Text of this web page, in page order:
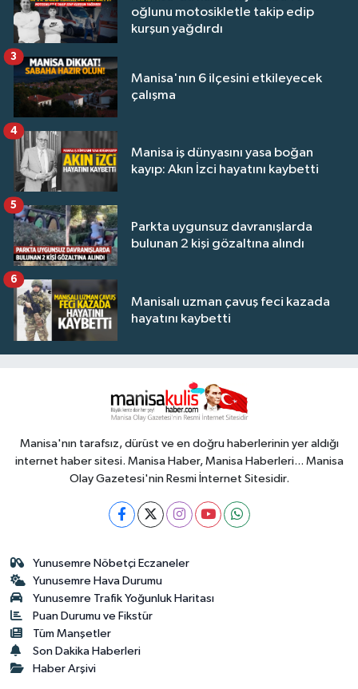
oğlunu motosikletle takip edip
kurşun yağdırdı
Manisa'nın 6 ilçesini etkileyecek
çalışma
3
Manisa iş dünyasını yasa boğan
kayıp: Akın İzci hayatını kaybetti
4
Parkta uygunsuz davranışlarda
bulunan 2 kişi gözaltına alındı
5
Manisalı uzman çavuş feci kazada
hayatını kaybetti
6
Manisa'nın tarafsız, dürüst ve en doğru haberlerinin yer aldığı
internet haber sitesi. Manisa Haber, Manisa Haberleri... Manisa
Olay Gazetesi'nin Resmi İnternet Sitesidir.
Yunusemre Nöbetçi Eczaneler
Yunusemre Hava Durumu
Yunusemre Trafik Yoğunluk Haritası
Puan Durumu ve Fikstür
Tüm Manşetler
Son Dakika Haberleri
Haber Arşivi